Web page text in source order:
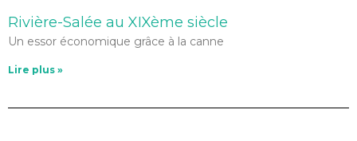
Rivière-Salée au XIXème siècle
Un essor économique grâce à la canne
Lire plus »